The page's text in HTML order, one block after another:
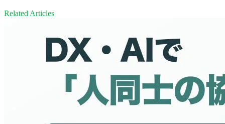
Related Articles